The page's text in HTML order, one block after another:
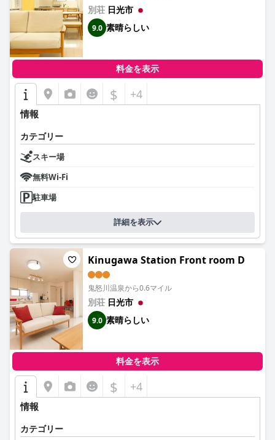
別荘 日光市
9.0 素晴らしい
料金を表示
$ +4
情報
カテゴリー
スキー場
無料Wi-Fi
駐車場
詳細を表示
Kinugawa Station Front room D
鬼怒川温泉から0.6マイル
別荘 日光市
9.0 素晴らしい
料金を表示
$ +4
情報
カテゴリー